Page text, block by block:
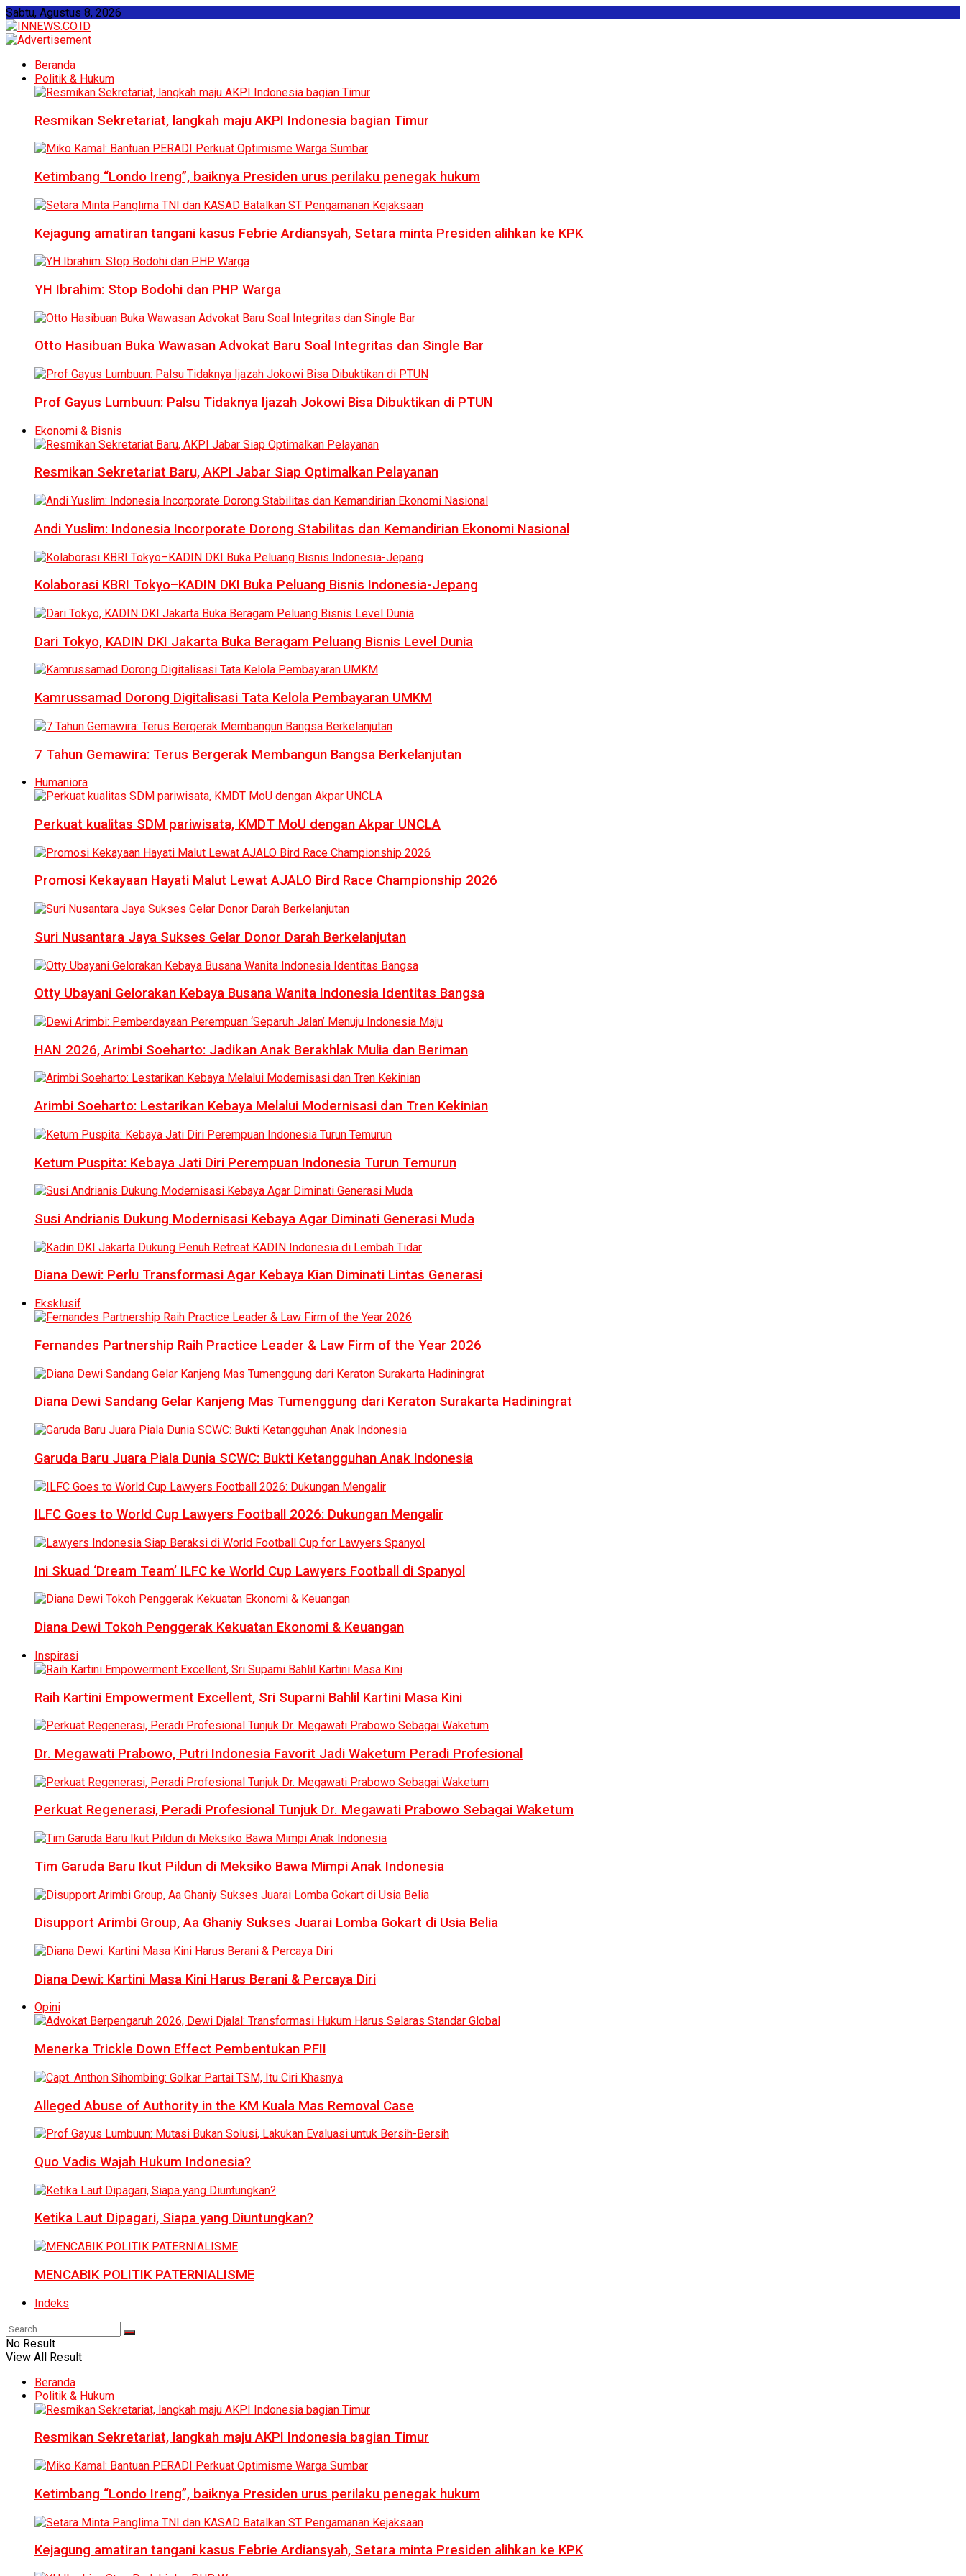
Sabtu, Agustus 8, 2026
Beranda
Politik & Hukum
Resmikan Sekretariat, langkah maju AKPI Indonesia bagian Timur
Ketimbang “Londo Ireng”, baiknya Presiden urus perilaku penegak hukum
Kejagung amatiran tangani kasus Febrie Ardiansyah, Setara minta Presiden alihkan ke KPK
YH Ibrahim: Stop Bodohi dan PHP Warga
Otto Hasibuan Buka Wawasan Advokat Baru Soal Integritas dan Single Bar
Prof Gayus Lumbuun: Palsu Tidaknya Ijazah Jokowi Bisa Dibuktikan di PTUN
Ekonomi & Bisnis
Resmikan Sekretariat Baru, AKPI Jabar Siap Optimalkan Pelayanan
Andi Yuslim: Indonesia Incorporate Dorong Stabilitas dan Kemandirian Ekonomi Nasional
Kolaborasi KBRI Tokyo–KADIN DKI Buka Peluang Bisnis Indonesia-Jepang
Dari Tokyo, KADIN DKI Jakarta Buka Beragam Peluang Bisnis Level Dunia
Kamrussamad Dorong Digitalisasi Tata Kelola Pembayaran UMKM
7 Tahun Gemawira: Terus Bergerak Membangun Bangsa Berkelanjutan
Humaniora
Perkuat kualitas SDM pariwisata, KMDT MoU dengan Akpar UNCLA
Promosi Kekayaan Hayati Malut Lewat AJALO Bird Race Championship 2026
Suri Nusantara Jaya Sukses Gelar Donor Darah Berkelanjutan
Otty Ubayani Gelorakan Kebaya Busana Wanita Indonesia Identitas Bangsa
HAN 2026, Arimbi Soeharto: Jadikan Anak Berakhlak Mulia dan Beriman
Arimbi Soeharto: Lestarikan Kebaya Melalui Modernisasi dan Tren Kekinian
Ketum Puspita: Kebaya Jati Diri Perempuan Indonesia Turun Temurun
Susi Andrianis Dukung Modernisasi Kebaya Agar Diminati Generasi Muda
Diana Dewi: Perlu Transformasi Agar Kebaya Kian Diminati Lintas Generasi
Eksklusif
Fernandes Partnership Raih Practice Leader & Law Firm of the Year 2026
Diana Dewi Sandang Gelar Kanjeng Mas Tumenggung dari Keraton Surakarta Hadiningrat
Garuda Baru Juara Piala Dunia SCWC: Bukti Ketangguhan Anak Indonesia
ILFC Goes to World Cup Lawyers Football 2026: Dukungan Mengalir
Ini Skuad ‘Dream Team’ ILFC ke World Cup Lawyers Football di Spanyol
Diana Dewi Tokoh Penggerak Kekuatan Ekonomi & Keuangan
Inspirasi
Raih Kartini Empowerment Excellent, Sri Suparni Bahlil Kartini Masa Kini
Dr. Megawati Prabowo, Putri Indonesia Favorit Jadi Waketum Peradi Profesional
Perkuat Regenerasi, Peradi Profesional Tunjuk Dr. Megawati Prabowo Sebagai Waketum
Tim Garuda Baru Ikut Pildun di Meksiko Bawa Mimpi Anak Indonesia
Disupport Arimbi Group, Aa Ghaniy Sukses Juarai Lomba Gokart di Usia Belia
Diana Dewi: Kartini Masa Kini Harus Berani & Percaya Diri
Opini
Menerka Trickle Down Effect Pembentukan PFII
Alleged Abuse of Authority in the KM Kuala Mas Removal Case
Quo Vadis Wajah Hukum Indonesia?
Ketika Laut Dipagari, Siapa yang Diuntungkan?
MENCABIK POLITIK PATERNIALISME
Indeks
No Result
View All Result
Beranda
Politik & Hukum
Resmikan Sekretariat, langkah maju AKPI Indonesia bagian Timur
Ketimbang “Londo Ireng”, baiknya Presiden urus perilaku penegak hukum
Kejagung amatiran tangani kasus Febrie Ardiansyah, Setara minta Presiden alihkan ke KPK